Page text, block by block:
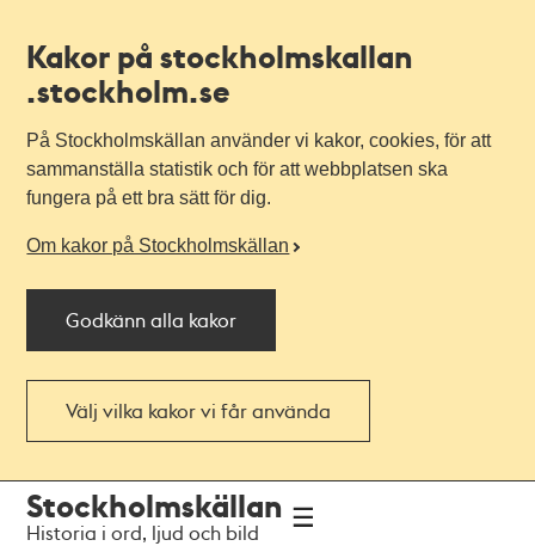
Kakor på stockholmskallan
.stockholm.se
På Stockholmskällan använder vi kakor, cookies, för att
sammanställa statistik och för att webbplatsen ska
fungera på ett bra sätt för dig.
Om kakor på Stockholmskällan
Godkänn alla kakor
Välj vilka kakor vi får använda
navigationen
huvudinnehållet
Stockholmskällan
Historia i ord, ljud och bild